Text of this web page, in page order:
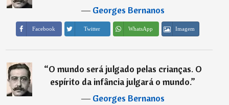
―Georges Bernanos
Facebook Twitter WhatsApp Imagem
“O mundo será julgado pelas crianças. O
espírito da infância julgará o mundo.”
―Georges Bernanos